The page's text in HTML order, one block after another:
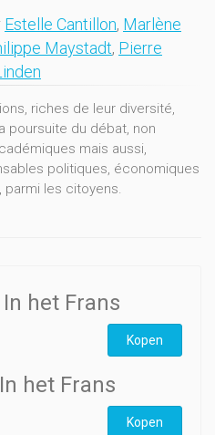
Estelle Cantillon, Marlène
Maystadt, Pierre
riches de leur diversité,
poursuite du débat, non
mais aussi,
politiques, économiques
parmi les citoyens.
In het Frans
Kopen
het Frans
Kopen